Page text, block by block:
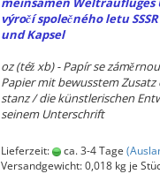
výročí společného letu
und Kap­sel
oz (též xb) - Papír se
Pa­pier mit be­wuss­tem
stanz / die künst­le­ri­schen
sei­nem Un­ter­schrift
Lieferzeit: ca. 3-4 Tage
Versandgewicht:0,018kg je